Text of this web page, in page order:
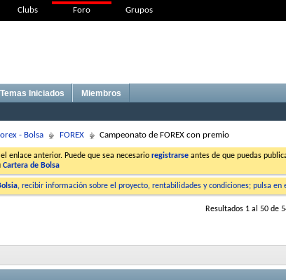
Clubs Foro Grupos
Temas Iniciados Miembros
- Bolsa FOREX Campeonato de FOREX con premio
enlace anterior. Puede que sea necesario registrarse antes de que puedas
Cartera de Bolsa
, recibir información sobre el proyecto, rentabilidades y condiciones; pulsa en
Resultados 1 al 50 de